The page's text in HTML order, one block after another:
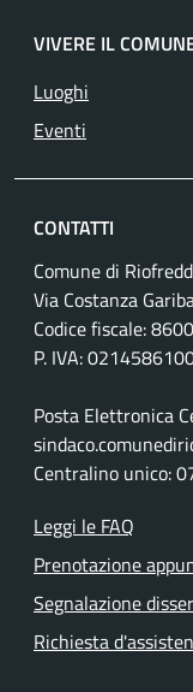
VIVERE IL
Luoghi
Eventi
CONTATTI
Comune di
Via Costanza
Codice fiscale:
P. IVA:
Posta Elettronica
Centralino unico:
Leggi le FAQ
Prenotazione
Segnalazione
Richiesta